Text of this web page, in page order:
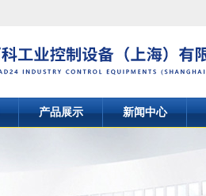
产品展示 新闻中心